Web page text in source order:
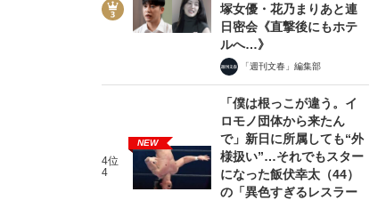
塚女優・花乃まりあと連
日密会《直撃後にもホテ
ルへ…》
「週刊文春」編集部
4位
4
NEW
「僕は根っこが違う。イ
ロモノ団体から来たん
で」新日に所属しても“外
様扱い”…それでもスター
になった飯伏幸太（44）
の「異色すぎるレスラー